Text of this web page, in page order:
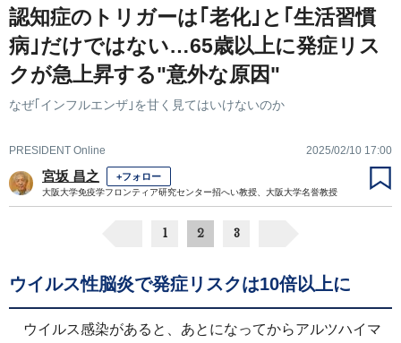
認知症のトリガーは｢老化｣と｢生活習慣
病｣だけではない…65歳以上に発症リス
クが急上昇する"意外な原因"
なぜ｢インフルエンザ｣を甘く見てはいけないのか
PRESIDENT Online 2025/02/10 17:00
宮坂 昌之 +フォロー
大阪大学免疫学フロンティア研究センター招へい教授、大阪大学名誉教授
1 2 3
ウイルス性脳炎で発症リスクは10倍以上に
ウイルス感染があると、あとになってからアルツハイマ